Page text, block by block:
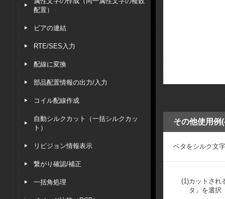
配置）
ビアの連結
RTE/SES入力
配線に変換
部品配置情報の出力/入力
コイル配線作成
自動シルクカット（一括シルクカッ
ト）
リビジョン情報表示
繋がり確認/補正
一括角処理
その他使用例
ベタをシルク文
(1)カットされ
タ」を選択